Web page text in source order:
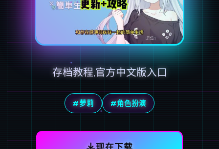
存档教程,官方中文版入口
#萝莉 #角色扮演
现在下载